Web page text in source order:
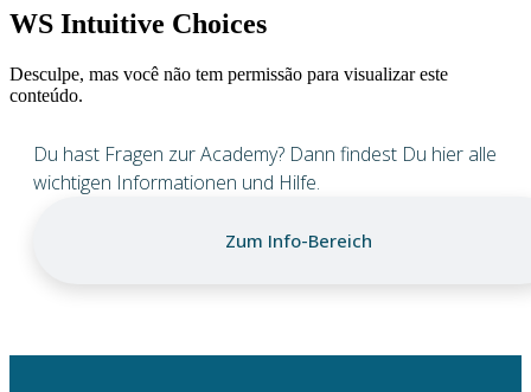
WS Intuitive Choices
Desculpe, mas você não tem permissão para visualizar este
conteúdo.
Du hast Fragen zur Academy? Dann findest Du hier alle
wichtigen Informationen und Hilfe.
Zum Info-Bereich